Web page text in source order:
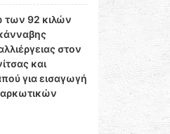
των 92 κιλών
στον
και
για εισαγωγή